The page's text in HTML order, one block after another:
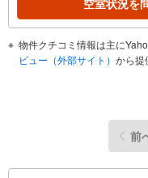
空室状況を
物件クチコミ情報は主に
ビュー（外部サイト） から提
前